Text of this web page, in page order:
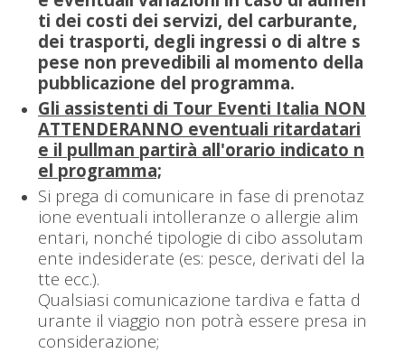
ti dei costi dei servizi, del carburante,
dei trasporti, degli ingressi o di altre s
pese non prevedibili al momento della
pubblicazione del programma.
Gli assistenti di Tour Eventi Italia NON
ATTENDERANNO eventuali ritardatari
e il pullman partirà all'orario indicato n
el programma;
Si prega di comunicare in fase di prenotaz
ione eventuali intolleranze o allergie alim
entari, nonché tipologie di cibo assolutam
ente indesiderate (es: pesce, derivati del la
tte ecc.).
Qualsiasi comunicazione tardiva e fatta d
urante il viaggio non potrà essere presa in
considerazione;